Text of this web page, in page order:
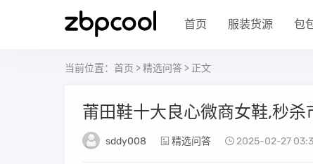
首页 服装货源 包
当前位置： 首页 >精选问答 > 正文
莆田鞋十大良心微商女鞋,秒杀
sddy008 精选问答 2025-02-27